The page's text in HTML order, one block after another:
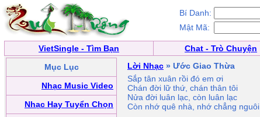
Bí Danh:
Mật Mã:
VietSingle - Tìm Bạn Chat - Trò Chuyện
Mục Lục
Nhạc Music Video
Nhạc Hay Tuyển Chọn
Lời Nhạc » Ước Giao Thừa
Sắp tân xuân rồi đó em ơi
Chán đời lữ thứ, chán thân tôi
Nửa đời luân lạc, còn luân lạc
Còn nhớ quê nhà, nhớ chẳng nguôi